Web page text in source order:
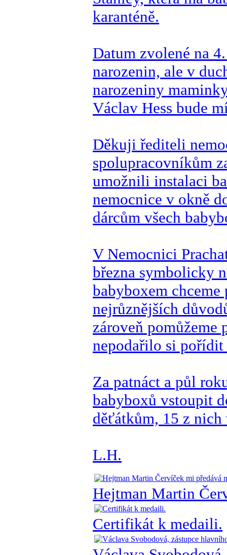
karanténě.
Datum zvolené na
narozenin, ale v
narozeniny
Václav Hess bude
Děkuji řediteli
spolupracovníkům
umožnili instalaci
nemocnice v okně
dárcům všech
V Nemocnici
března symbolicky
babyboxem
nejrůznějších
zároveň pomůžeme
nepodařilo si
Za patnáct a půl
babyboxů vstoupit
děťátkům, 15 z nich
L.H.
Hejtman Martin
Certifikát k medaili.